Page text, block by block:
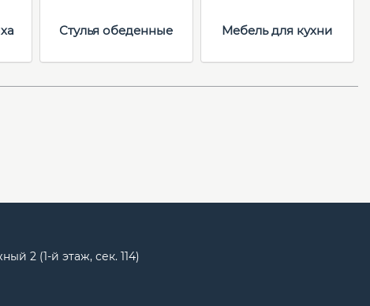
Стулья обеденные Мебель для кухни
2 (1-й этаж, сек. 114)